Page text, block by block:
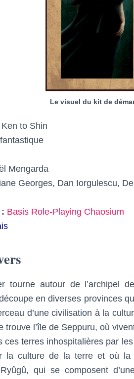
Le visuel du kit de
to Shin
Mengarda
Georges, Dan Iorgulescu,
Basis Role-Playing Chaosium
tourne autour de l’archipel
en diverses provinces
d’une civilisation à la
trouve l’île de Seppuru, où
ces terres inhospitalières par
la culture de la terre et où la
qui se composent